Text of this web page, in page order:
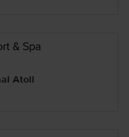
& Spa
Atoll